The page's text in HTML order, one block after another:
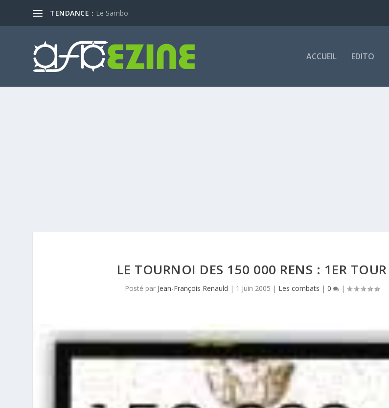
TENDANCE : Le Sambo
ACCUEIL EDITO
LE TOURNOI DES 150 000 RENS : 1ER TOUR
Posté par Jean-François Renauld | 1 Juin 2005 | Les combats | 0 |